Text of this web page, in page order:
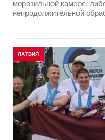
морозильной камере,
непродолжительной
ЛАТВИЯ